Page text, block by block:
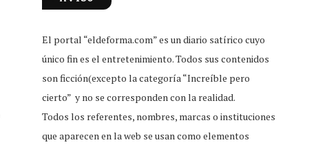
El portal “eldeforma.com” es un diario satírico cuyo
único fin es el entretenimiento. Todos sus contenidos
son ficción(excepto la categoría “Increíble pero
cierto” y no se corresponden con la realidad.
Todos los referentes, nombres, marcas o instituciones
que aparecen en la web se usan como elementos